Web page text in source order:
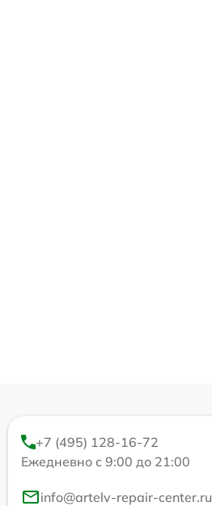
+7 (495) 128-16-72
Ежедневно с 9:00 до 21:00
info@artelv-repair-center.ru